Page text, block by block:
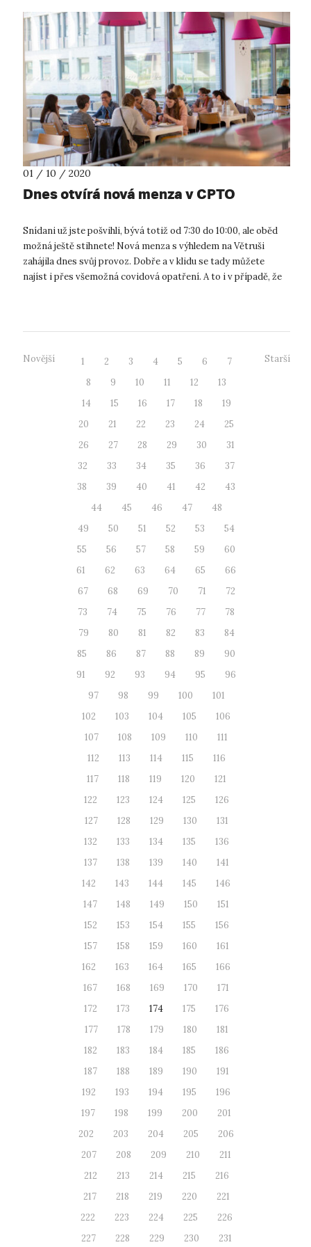
01 / 10 / 2020
Dnes otvírá nová menza v CPTO
Snídani už jste pošvihli, bývá totiž od 7:30 do 10:00, ale oběd
možná ještě stihnete! Nová menza s výhledem na Větruši
zahájila dnes svůj provoz. Dobře a v klidu se tady můžete
najíst i přes všemožná covidová opatření. A to i v případě, že
Novější 1 2 3 4 5 6
7
8
9 10 11 12
13
14
15 16 17 18
19
20
21 22 23 24
25
26
27 28 29 30
31
32
33 34 35 36
37
38
39 40 41 42
43
44
45 46 47
48
49
50 51 52 53
54
55
56 57 58 59
60
61
62 63 64 65
66
67
68 69 70 71
72
73
74 75 76 77
78
79
80 81 82 83
84
85
86 87 88 89
90
91
92 93 94 95
96
97
98 99 100
101
102
103 104 105
106
107
108 109 110
111
112
113 114 115
116
117
118 119 120
121
122
123 124 125
126
127
128 129 130
131
132
133 134 135
136
137
138 139 140
141
142
143 144 145
146
147
148 149 150
151
152
153 154 155
156
157
158 159 160
161
162
163 164 165
166
167
168 169 170
171
172
173 174 175
176
177
178 179 180
181
182
183 184 185
186
187
188 189 190
191
192
193 194 195
196
197
198 199 200
201
202
203 204 205
206
207
208 209 210
211
212
213 214 215
216
217
218 219 220
221
222
223 224 225
226
227
228 229 230
231
Starší